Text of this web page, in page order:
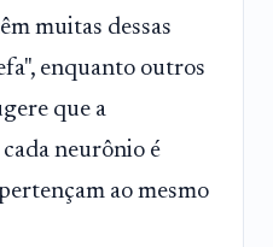
muitas dessas
enquanto outros
que a
neurônio é
ao mesmo